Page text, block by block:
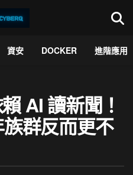
資安 DOCKER 進階應用
AI 讀新聞！
群反而更不